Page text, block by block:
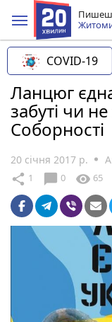
Пишеш
COVID-19
Ланцюг
забуті чи не
Соборності
20 січня 2017 р.
share 1 chat_bubble 0 visibility 65